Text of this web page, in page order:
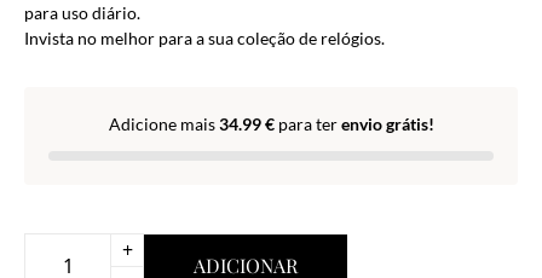
para uso diário.
Invista no melhor para a sua coleção de relógios.
Adicione mais34.99€para terenvio grátis!
+
ADICIONAR